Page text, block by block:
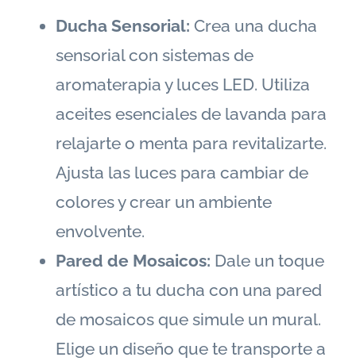
Ducha Sensorial: Crea una ducha
sensorial con sistemas de
aromaterapia y luces LED. Utiliza
aceites esenciales de lavanda para
relajarte o menta para revitalizarte.
Ajusta las luces para cambiar de
colores y crear un ambiente
envolvente.
Pared de Mosaicos: Dale un toque
artístico a tu ducha con una pared
de mosaicos que simule un mural.
Elige un diseño que te transporte a